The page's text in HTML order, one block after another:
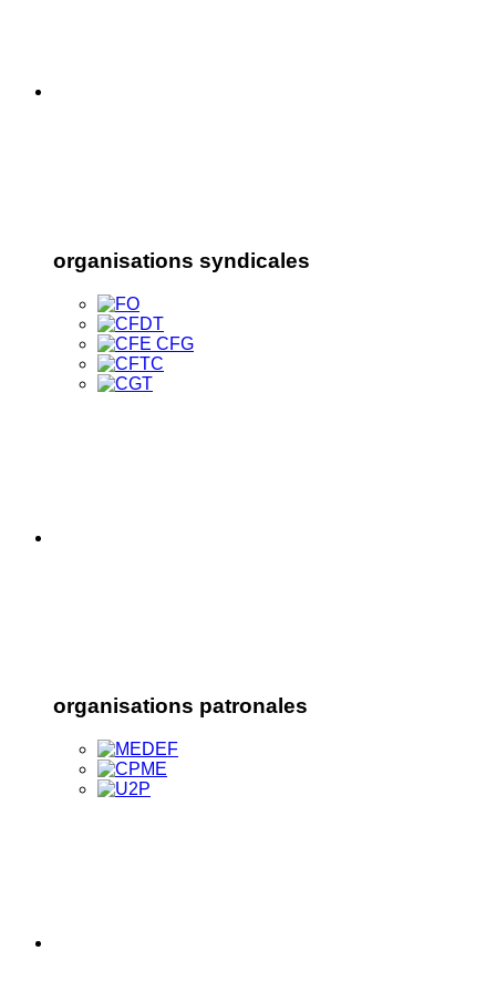
organisations syndicales
organisations patronales